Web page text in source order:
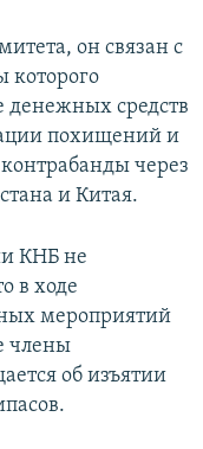
он связан с
которого
денежных средств
похищений и
через
и Китая.
КНБ не
в ходе
мероприятий
члены
об изъятии